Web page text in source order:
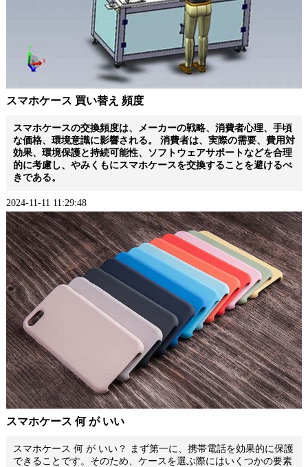
スマホケース 買い替え 頻度
スマホケースの交換頻度は、メーカーの戦略、消費者心理、手頃
な価格、環境意識に影響される。 消費者は、実際の需要、費用対
効果、環境保護と持続可能性、ソフトウェアサポートなどを合理
的に考慮し、やみくもにスマホケースを交換することを避けるべ
きである。
2024-11-11 11:29:48
スマホケース 何 が いい
スマホケース 何 が いい？ まず第一に、携帯電話を効果的に保護
できることです。そのため、ケースを選ぶ際にはいくつかの要素